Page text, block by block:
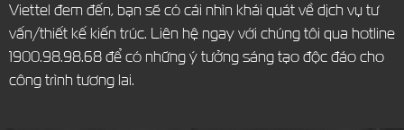
Viettel đem đến, bạn sẽ có cái nhìn khái quát về dịch vụ tư
vấn/thiết kế kiến trúc. Liên hệ ngay với chúng tôi qua hotline
1900.98.98.68 để có những ý tưởng sáng tạo độc đáo cho
công trình tương lai.